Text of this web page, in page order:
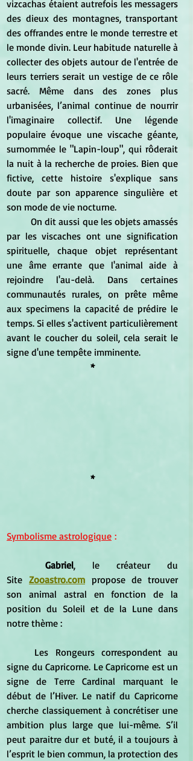
vizcachas étaient autrefois les messagers
des dieux des montagnes, transportant
des offrandes entre le monde terrestre et
le monde divin. Leur habitude naturelle à
collecter des objets autour de l'entrée de
leurs terriers serait un vestige de ce rôle
sacré. Même dans des zones plus
urbanisées, l’animal continue de nourrir
l'imaginaire collectif. Une légende
populaire évoque une viscache géante,
surnommée le "Lapin-loup", qui rôderait
la nuit à la recherche de proies. Bien que
fictive, cette histoire s'explique sans
doute par son apparence singulière et
son mode de vie nocturne.
	On dit aussi que les objets amassés
par les viscaches ont une signification
spirituelle, chaque objet représentant
une âme errante que l'animal aide à
rejoindre l'au-delà. Dans certaines
communautés rurales, on prête même
aux specimens la capacité de prédire le
temps. Si elles s'activent particulièrement
avant le coucher du soleil, cela serait le
signe d'une tempête imminente.
*
*
Symbolisme astrologique :
	Gabriel
, le créateur du
Site Zooastro.com propose de trouver
son animal astral en fonction de la
position du Soleil et de la Lune dans
notre thème :
	Les
Rongeurs correspondent au
signe du Capricorne. Le Capricorne est un
signe de Terre Cardinal marquant le
début de l’Hiver. Le natif du Capricorne
cherche classiquement à concrétiser une
ambition plus large que lui-même. S’il
peut paraitre dur et buté, il a toujours à
l’esprit le bien commun, la protection des